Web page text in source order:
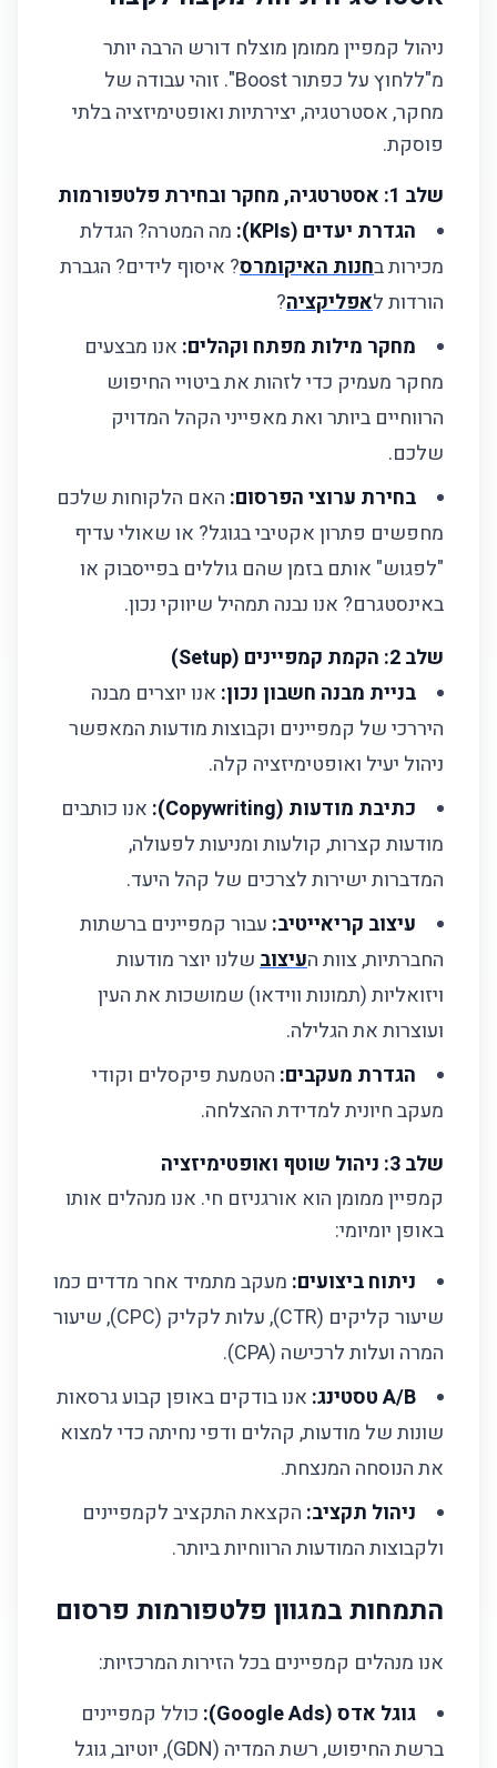
ניהול קמפיין ממומן מוצלח דורש הרבה יותר
מ"ללחוץ על כפתור Boost". זוהי עבודה של
מחקר, אסטרטגיה, יצירתיות ואופטימיזציה בלתי
פוסקת.
שלב 1: אסטרטגיה, מחקר ובחירת פלטפורמות
הגדרת יעדים (KPIs):
מה המטרה? הגדלת
מכירות בחנות האיקומרס? איסוף לידים? הגברת
הורדות לאפליקציה?
מחקר מילות מפתח וקהלים: אנו מבצעים
מחקר מעמיק כדי לזהות את ביטויי החיפוש
הרווחיים ביותר ואת מאפייני הקהל המדויק
שלכם.
בחירת ערוצי הפרסום: האם הלקוחות שלכם
מחפשים פתרון אקטיבי בגוגל? או שאולי עדיף
"לפגוש" אותם בזמן שהם גוללים בפייסבוק או
באינסטגרם? אנו נבנה תמהיל שיווקי נכון.
שלב 2: הקמת קמפיינים (Setup)
בניית מבנה חשבון נכון: אנו יוצרים מבנה
היררכי של קמפיינים וקבוצות מודעות המאפשר
ניהול יעיל ואופטימיזציה קלה.
כתיבת מודעות (Copywriting):
אנו כותבים
מודעות קצרות, קולעות ומניעות לפעולה,
המדברות ישירות לצרכים של קהל היעד.
עיצוב קריאייטיב: עבור קמפיינים ברשתות
החברתיות, צוות העיצובשלנו יוצר מודעות
ויזואליות (תמונות ווידאו) שמושכות את העין
ועוצרות את הגלילה.
הגדרת מעקבים: הטמעת פיקסלים וקודי
מעקב חיונית למדידת ההצלחה.
שלב 3: ניהול שוטף ואופטימיזציה
קמפיין ממומן הוא אורגניזם חי. אנו מנהלים אותו
באופן יומיומי:
ניתוח ביצועים: מעקב מתמיד אחר מדדים כמו
שיעור קליקים (CTR), עלות לקליק (CPC), שיעור
המרה ועלות לרכישה (CPA).
A/B טסטינג:
אנו בודקים באופן קבוע גרסאות
שונות של מודעות, קהלים ודפי נחיתה כדי למצוא
את הנוסחה המנצחת.
ניהול תקציב: הקצאת התקציב לקמפיינים
ולקבוצות המודעות הרווחיות ביותר.
התמחות במגוון פלטפורמות פרסום
אנו מנהלים קמפיינים בכל הזירות המרכזיות:
גוגל אדס (Google Ads):
כולל קמפיינים
ברשת החיפוש, רשת המדיה (GDN), יוטיוב, גוגל